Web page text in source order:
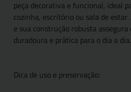
peça decorativa e funcional, ideal
cozinha, escritório ou sala de
e sua construção robusta
duradoura e prática para o dia a dia.
Dica de uso e preservação: